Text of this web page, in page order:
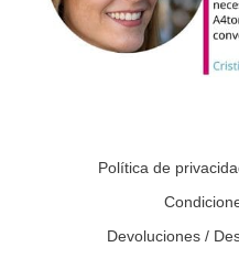
Política de
Devoluciones /